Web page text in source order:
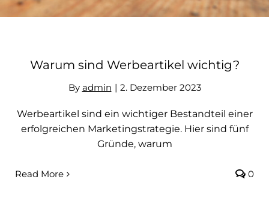
Warum sind Werbeartikel wichtig?
By admin | 2. Dezember 2023
Werbeartikel sind ein wichtiger Bestandteil einer
erfolgreichen Marketingstrategie. Hier sind fünf
Gründe, warum
Read More 0